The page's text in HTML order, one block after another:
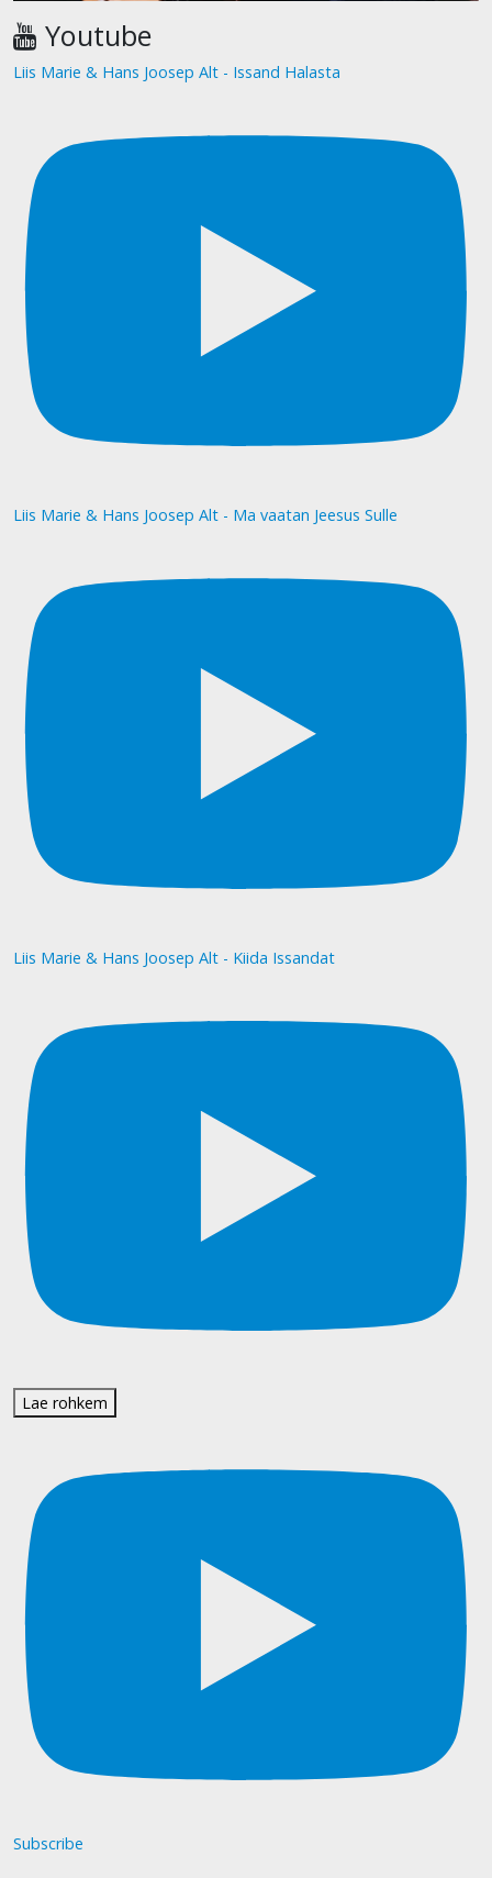
Youtube
Liis Marie & Hans Joosep Alt - Issand Halasta
Liis Marie & Hans Joosep Alt - Ma vaatan Jeesus Sulle
Liis Marie & Hans Joosep Alt - Kiida Issandat
Lae rohkem
Subscribe